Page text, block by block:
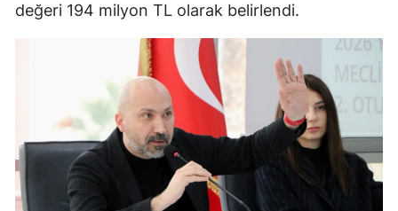
değeri 194 milyon TL olarak belirlendi.